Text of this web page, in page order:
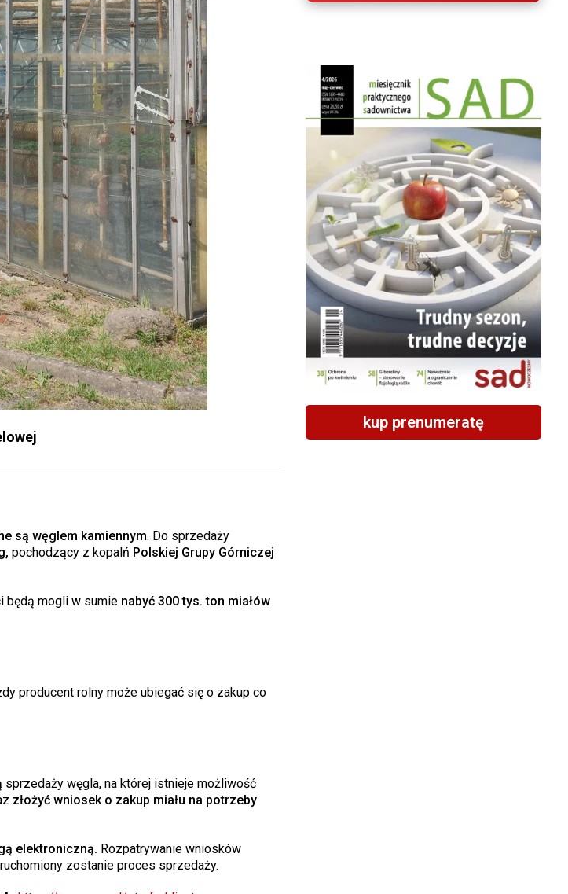
są węglem kamiennym. Do sprzedaży
pochodzący z kopalń Polskiej Grupy Górniczej
będą mogli w sumienabyć 300 tys. ton miałów
producent rolny może ubiegać się o zakup co
sprzedaży węgla, na której istnieje możliwość
złożyć wniosek o zakup miału na potrzeby
elektroniczną. Rozpatrywanie wniosków
zostanie proces sprzedaży.
kup prenumeratę